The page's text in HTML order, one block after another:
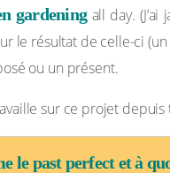
gardening all day.
le résultat de celle-ci
ou un présent.
sur ce projet depuis
le past perfect et à